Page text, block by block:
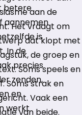
betere
aannemen
is
In de
precies
zenden,
en
werkt
aan de
Het vraagt om
dat klopt met
de groep en
Soms speels en
Soms strak en
Vaak een
van beide.